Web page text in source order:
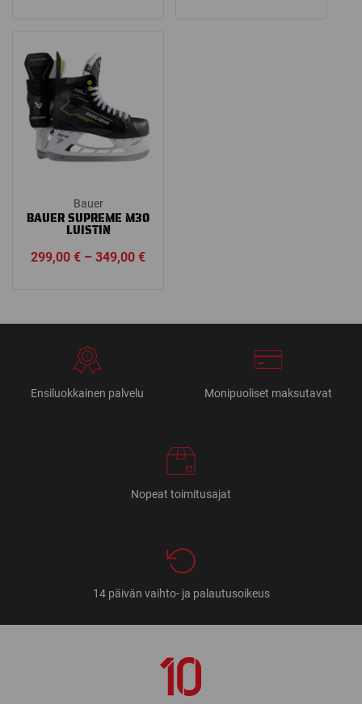
Bauer
BAUER SUPREME M30
LUISTIN
299,00€ – 349,00€Price
Ensiluokkainen palvelu Monipuoliset maksutavat
Nopeat toimitusajat
14 päivän vaihto- ja palautusoikeus